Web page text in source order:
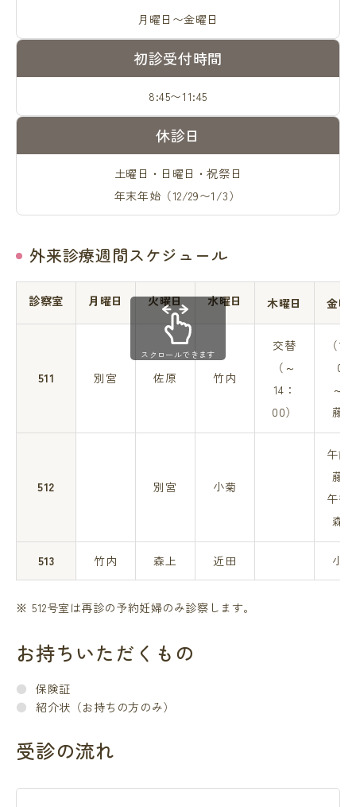
月曜日〜金曜日
初診受付時間
8:45〜11:45
休診日
土曜日・日曜日・祝祭日
年末年始（12/29〜1/3）
外来診療週間スケジュール
診察室 月曜日 火曜日 水曜日 木曜日 金曜
511 別宮 佐原 竹内
交替
（～
14：
00）
（13
00
～）
藤田
512 別宮 小菊
午
藤田
午
森上
513 竹内 森上 近田 小菊
スクロールできます
512号室は再診の予約妊婦のみ診察します。
お持ちいただくもの
保険証
紹介状（お持ちの方のみ）
受診の流れ